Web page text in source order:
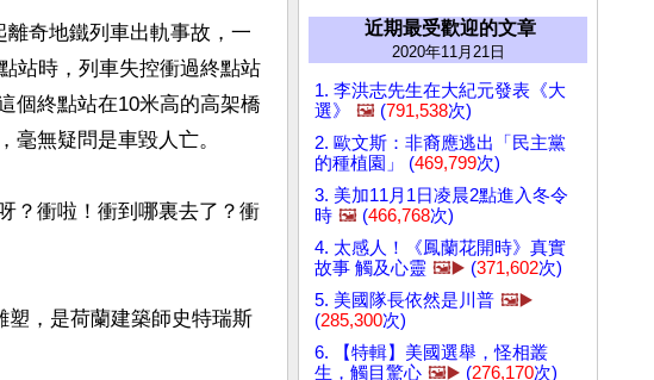
奇地鐵列車出軌事故，一
站時，列車失控衝過終點站
個終點站在10米高的高架橋
無疑問是車毀人亡。
？衝啦！衝到哪裏去了？衝
，是荷蘭建築師史特瑞斯
近期最受歡迎的文章
2020年11月21日
1. 李洪志先生在大紀元發表《大
選》
🖼️ (791,538次)
2. 歐文斯：非裔應逃出「民主黨
的種植園」 (469,799次)
3. 美加11月1日凌晨2點進入冬令
時 🖼️ (466,768次)
4. 太感人！《鳳蘭花開時》真實
故事 觸及心靈 🖼️▶️ (371,602次)
5. 美國隊長依然是川普 🖼️▶️
(285,300次)
6. 【特輯】美國選舉，怪相叢
生，觸目驚心 🖼️▶️ (276,170次)